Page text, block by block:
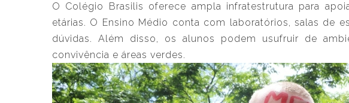
O Colégio Brasilis oferece ampla infratestrutura para
etárias. O Ensino Médio conta com laboratórios, salas de
dúvidas. Além disso, os alunos podem usufruir de
convivência e áreas verdes.